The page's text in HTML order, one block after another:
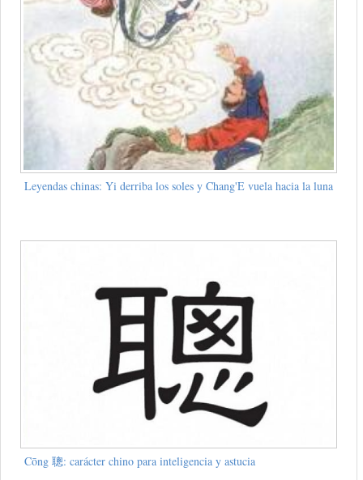
Leyendas chinas: Yi derriba los soles y Chang'E vuela hacia la luna
Cōng 聰: carácter chino para inteligencia y astucia